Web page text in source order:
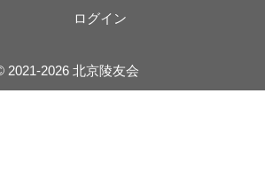
ログイン
2021-2026 北京陵友会